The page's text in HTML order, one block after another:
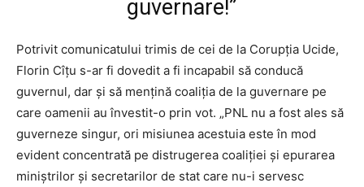
guvernare!”
Potrivit comunicatului trimis de cei de la Corupția Ucide,
Florin Cîţu s-ar fi dovedit a fi incapabil să conducă
guvernul, dar şi să menţină coaliţia de la guvernare pe
care oamenii au învestit-o prin vot. „PNL nu a fost ales să
guverneze singur, ori misiunea acestuia este în mod
evident concentrată pe distrugerea coaliţiei şi epurarea
miniştrilor şi secretarilor de stat care nu-i servesc